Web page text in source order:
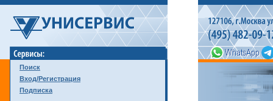
Поиск
Вход/Регистрация
Подписка